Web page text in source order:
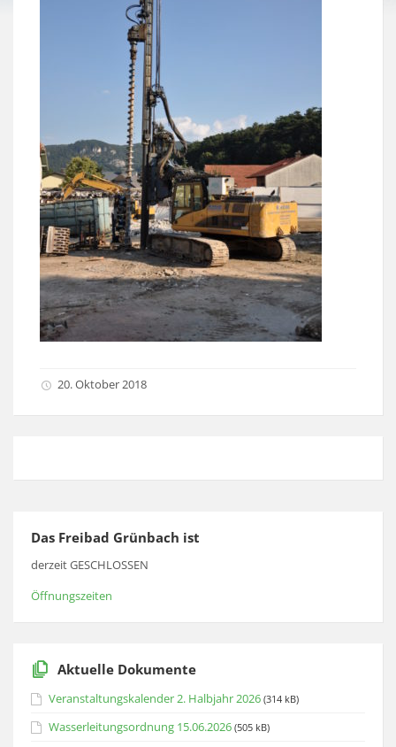
20. Oktober 2018
Das Freibad Grünbach ist
derzeit GESCHLOSSEN
Öffnungszeiten
Aktuelle Dokumente
Veranstaltungskalender 2. Halbjahr 2026 (314 kB)
Wasserleitungsordnung 15.06.2026 (505 kB)